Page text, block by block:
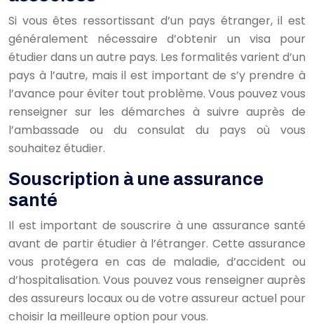
Si vous êtes ressortissant d’un pays étranger, il est
généralement nécessaire d’obtenir un visa pour
étudier dans un autre pays. Les formalités varient d’un
pays à l’autre, mais il est important de s’y prendre à
l’avance pour éviter tout problème. Vous pouvez vous
renseigner sur les démarches à suivre auprès de
l’ambassade ou du consulat du pays où vous
souhaitez étudier.
Souscription à une assurance
santé
Il est important de souscrire à une assurance santé
avant de partir étudier à l’étranger. Cette assurance
vous protégera en cas de maladie, d’accident ou
d’hospitalisation. Vous pouvez vous renseigner auprès
des assureurs locaux ou de votre assureur actuel pour
choisir la meilleure option pour vous.